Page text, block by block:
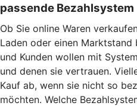
passende Bezahlsystem
Ob Sie online Waren
Laden oder einen Marktstand
und Kunden wollen mit
und denen sie vertrauen.
Kauf ab, wenn sie nicht so
möchten. Welche